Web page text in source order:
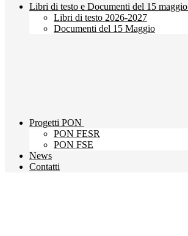
Libri di testo e Documenti del 15 maggio
Libri di testo 2026-2027
Documenti del 15 Maggio
Progetti PON
PON FESR
PON FSE
News
Contatti